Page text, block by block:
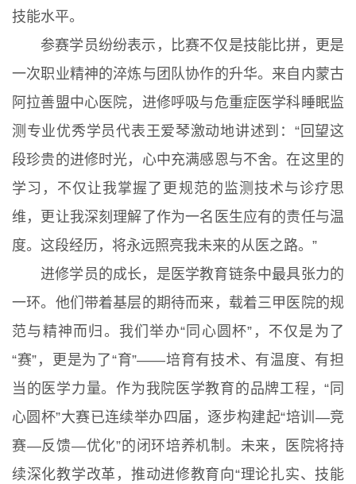
技能水平。
参赛学员纷纷表示，比赛不仅是技能比拼，更是
一次职业精神的淬炼与团队协作的升华。来自内蒙古
阿拉善盟中心医院，进修呼吸与危重症医学科睡眠监
测专业优秀学员代表王爱琴激动地讲述到：“回望这
段珍贵的进修时光，心中充满感恩与不舍。在这里的
学习，不仅让我掌握了更规范的监测技术与诊疗思
维，更让我深刻理解了作为一名医生应有的责任与温
度。这段经历，将永远照亮我未来的从医之路。”
进修学员的成长，是医学教育链条中最具张力的
一环。他们带着基层的期待而来，载着三甲医院的规
范与精神而归。我们举办“同心圆杯”，不仅是为了
“赛”，更是为了“育”——培育有技术、有温度、有担
当的医学力量。作为我院医学教育的品牌工程，“同
心圆杯”大赛已连续举办四届，逐步构建起“培训—竞
赛—反馈—优化”的闭环培养机制。未来，医院将持
续深化教学改革，推动进修教育向“理论扎实、技能